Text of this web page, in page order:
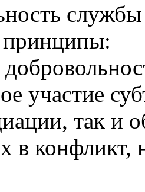
службы
участие
так и
в конфликт,